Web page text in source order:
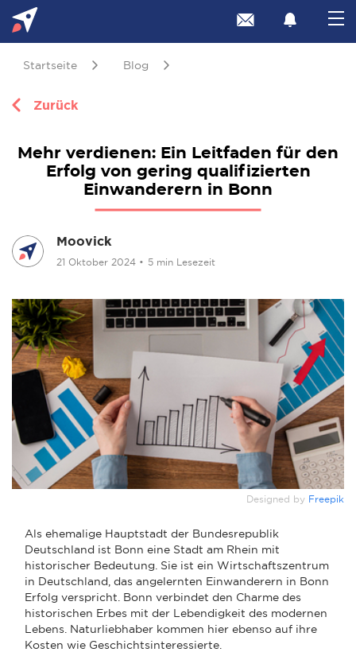
Startseite Blog
Zurück
Mehr verdienen: Ein Leitfaden für den
Erfolg von gering qualifizierten
Einwanderern in Bonn
Moovick
21 Oktober 2024 • 5 min Lesezeit
Designed by Freepik
Als ehemalige Hauptstadt der Bundesrepublik
Deutschland ist Bonn eine Stadt am Rhein mit
historischer Bedeutung. Sie ist ein Wirtschaftszentrum
in Deutschland, das angelernten Einwanderern in Bonn
Erfolg verspricht. Bonn verbindet den Charme des
historischen Erbes mit der Lebendigkeit des modernen
Lebens. Naturliebhaber kommen hier ebenso auf ihre
Kosten wie Geschichtsinteressierte.